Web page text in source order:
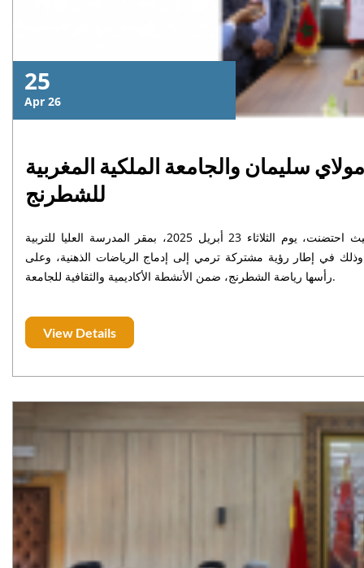
25
Apr 26
سليمان والجامعة الملكية المغربية
للشطرنج
جامعة السلطان مولاي سليمان تواصل انفتاحها على مجالات التميز والإبداع، حيث احتضنت، يوم الثلاثاء 23 أبريل 2025، بمقر المدرسة العليا للتربية
وذلك في إطار رؤية مشتركة ترمي إلى إدماج الرياضات الذهنية، وعلى
رأسها رياضة الشطرنج، ضمن الأنشطة الأكاديمية والثقافية للجامعة.
View Details